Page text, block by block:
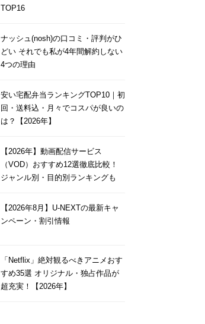
TOP16
ナッシュ(nosh)の口コミ・評判がひ
どい それでも私が4年間解約しない
4つの理由
安い宅配弁当ランキングTOP10｜初
回・送料込・月々でコスパが良いの
は？【2026年】
【2026年】動画配信サービス
（VOD）おすすめ12選徹底比較！
ジャンル別・目的別ランキングも
【2026年8月】U-NEXTの最新キャ
ンペーン・割引情報
「Netflix」絶対観るべきアニメおす
すめ35選 オリジナル・独占作品が
超充実！【2026年】